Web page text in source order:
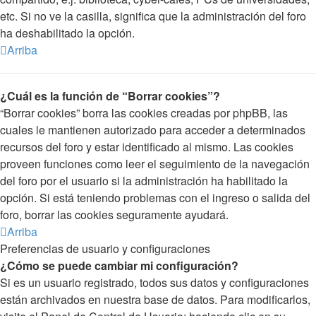
etc. Si no ve la casilla, significa que la administración del foro
ha deshabilitado la opción.
Arriba
¿Cuál es la función de “Borrar cookies”?
“Borrar cookies” borra las cookies creadas por phpBB, las
cuales le mantienen autorizado para acceder a determinados
recursos del foro y estar identificado al mismo. Las cookies
proveen funciones como leer el seguimiento de la navegación
del foro por el usuario si la administración ha habilitado la
opción. Si está teniendo problemas con el ingreso o salida del
foro, borrar las cookies seguramente ayudará.
Arriba
Preferencias de usuario y configuraciones
¿Cómo se puede cambiar mi configuración?
Si es un usuario registrado, todos sus datos y configuraciones
están archivados en nuestra base de datos. Para modificarlos,